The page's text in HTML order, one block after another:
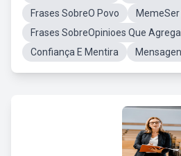
Frases SobreO Povo
Frases SobreOpinioes Que
Confiança E Mentira